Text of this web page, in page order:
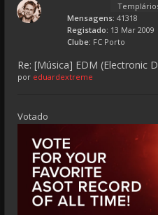
Mensagens: 41318
Registado: 13 Mar 2009
Clube: FC Porto
Re: [Música] EDM (Electronic
por eduardextreme
Votado